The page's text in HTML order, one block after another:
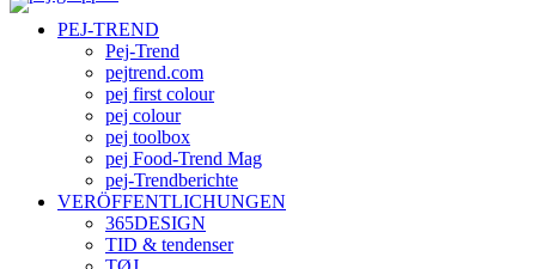
PEJ-TREND
Pej-Trend
pejtrend.com
pej first colour
pej colour
pej toolbox
pej Food-Trend Mag
pej-Trendberichte
VERÖFFENTLICHUNGEN
365DESIGN
TID & tendenser